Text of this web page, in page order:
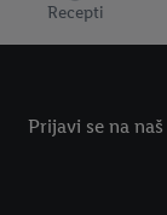
Recepti
Prijavi se na